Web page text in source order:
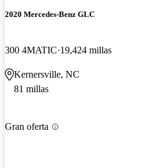
2020 Mercedes-Benz GLC
300 4MATIC 19,424 millas
Kernersville, NC
81 millas
Gran oferta